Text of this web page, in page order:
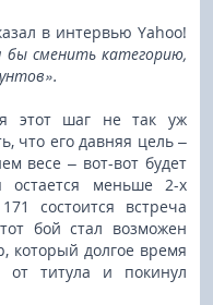
в интервью Yahoo!
бы сменить категорию,
этот шаг не так уж
что его давняя цель –
весе – вот-вот будет
остается меньше 2-х
состоится встреча
бой стал возможен
который долгое время
от титула и покинул